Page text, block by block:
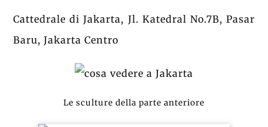
Cattedrale di Jakarta, Jl. Katedral No.7B, Pasar
Baru, Jakarta Centro
Le sculture della parte anteriore